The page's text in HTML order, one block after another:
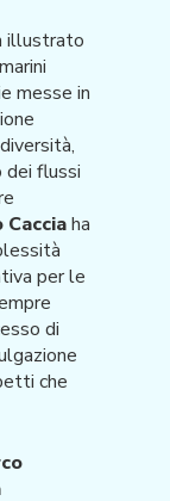
illustrato
messe in
dei flussi
Cacciaha
per le
di
che